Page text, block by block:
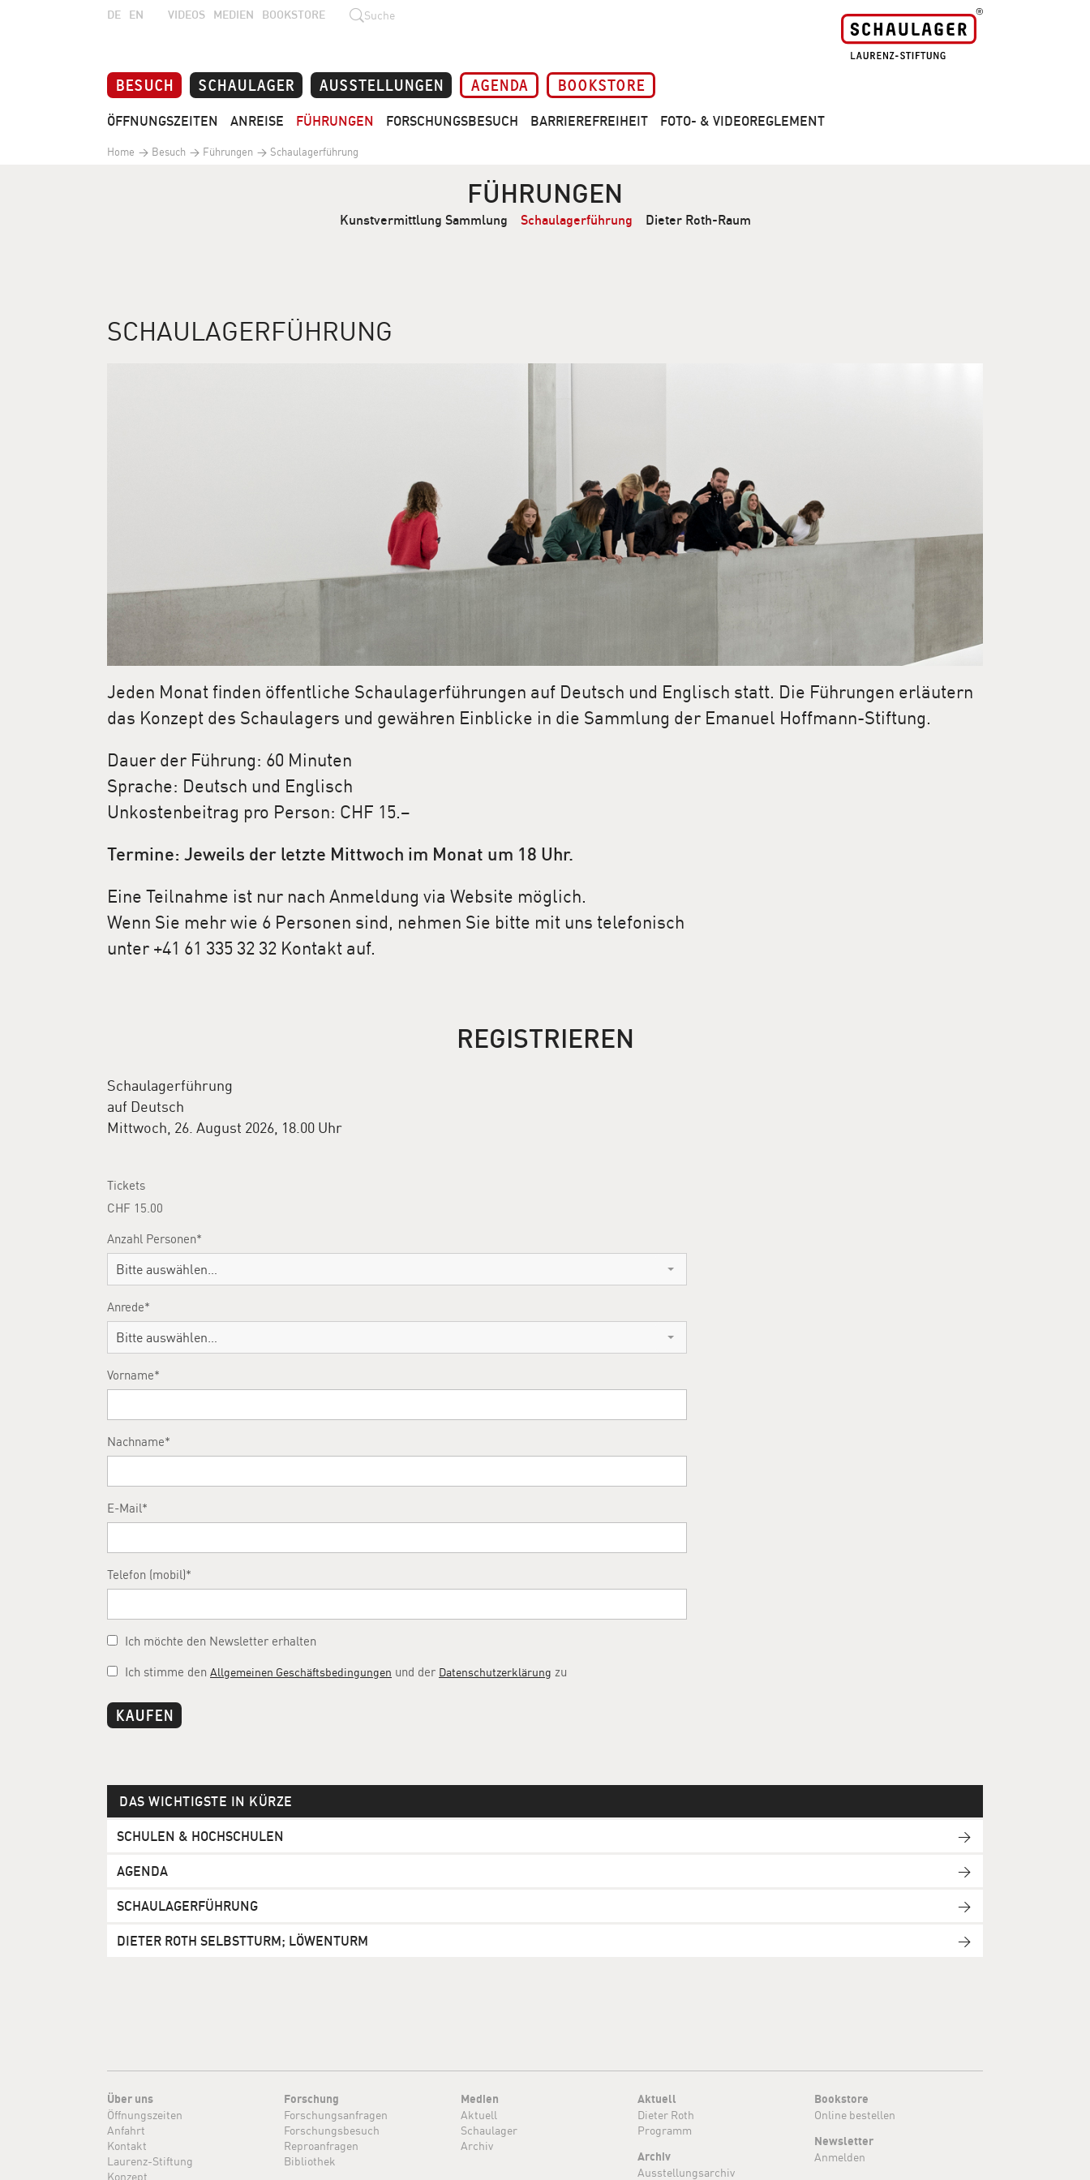
DE EN VIDEOS MEDIEN BOOKSTORE Suche
BESUCH SCHAULAGER AUSSTELLUNGEN AGENDA BOOKSTORE
ÖFFNUNGSZEITEN ANREISE FÜHRUNGEN FORSCHUNGSBESUCH BARRIEREFREIHEIT FOTO- & VIDEOREGLEMENT
Home Besuch Führungen Schaulagerführung
FÜHRUNGEN
Kunstvermittlung Sammlung Schaulagerführung Dieter Roth-Raum
SCHAULAGERFÜHRUNG
Jeden Monat finden öffentliche Schaulagerführungen auf Deutsch und Englisch statt. Die Führungen erläutern
das Konzept des Schaulagers und gewähren Einblicke in die Sammlung der Emanuel Hoffmann-Stiftung.
Dauer der Führung: 60 Minuten
Sprache: Deutsch und Englisch
Unkostenbeitrag pro Person: CHF 15.–
Termine: Jeweils der letzte Mittwoch im Monat um 18 Uhr.
Eine Teilnahme ist nur nach Anmeldung via Website möglich.
Wenn Sie mehr wie 6 Personen sind, nehmen Sie bitte mit uns telefonisch
unter +41 61 335 32 32 Kontakt auf.
REGISTRIEREN
Schaulagerführung
auf Deutsch
Mittwoch, 26. August 2026, 18.00 Uhr
Tickets
CHF 15.00
Anzahl Personen
Bitte auswählen…
Anrede
Bitte auswählen…
Vorname
Nachname
E-Mail
Telefon (mobil)
Ich möchte den Newsletter erhalten
Ich stimme den Allgemeinen Geschäftsbedingungen und der Datenschutzerklärung zu
KAUFEN
DAS WICHTIGSTE IN KÜRZE
SCHULEN & HOCHSCHULEN
AGENDA
SCHAULAGERFÜHRUNG
DIETER ROTH SELBSTTURM; LÖWENTURM
Über uns
Öffnungszeiten
Anfahrt
Kontakt
Laurenz-Stiftung
Konzept
Forschung
Forschungsanfragen
Forschungsbesuch
Reproanfragen
Bibliothek
Medien
Aktuell
Schaulager
Archiv
Aktuell
Dieter Roth
Programm
Archiv
Ausstellungsarchiv
Bookstore
Online bestellen
Newsletter
Anmelden